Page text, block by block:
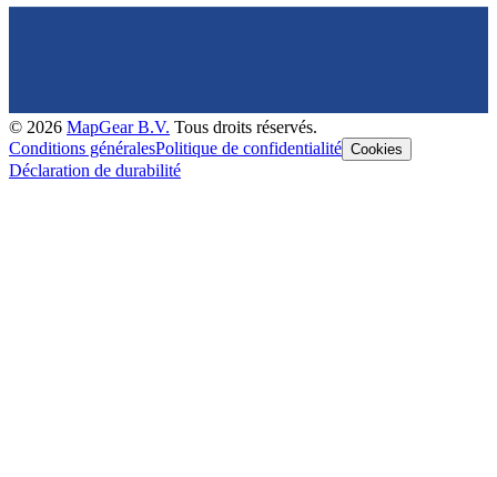
© 2026 MapGear B.V. Tous droits réservés.
Conditions généralesPolitique de confidentialité Cookies
Déclaration de durabilité